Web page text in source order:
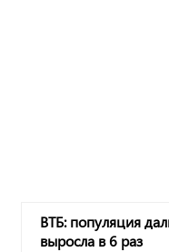
ВТБ: популяция
выросла в 6 раз